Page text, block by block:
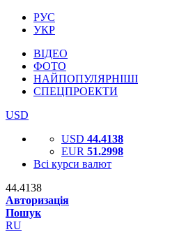
РУС
УКР
ВІДЕО
ФОТО
НАЙПОПУЛЯРНІШІ
СПЕЦПРОЕКТИ
USD
USD 44.4138
EUR 51.2998
Всі курси валют
44.4138
Авторизація
Пошук
RU